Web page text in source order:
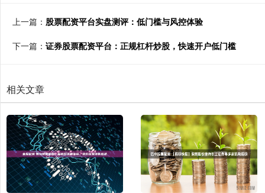
上一篇： 股票配资平台实盘测评：低门槛与风控体验
下一篇： 证券股票配资平台：正规杠杆炒股，快速开户低门槛
相关文章